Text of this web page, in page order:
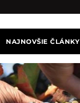
NAJNOVŠIE ČLÁNKY